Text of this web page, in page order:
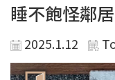
睡不飽怪鄰
2025.1.12